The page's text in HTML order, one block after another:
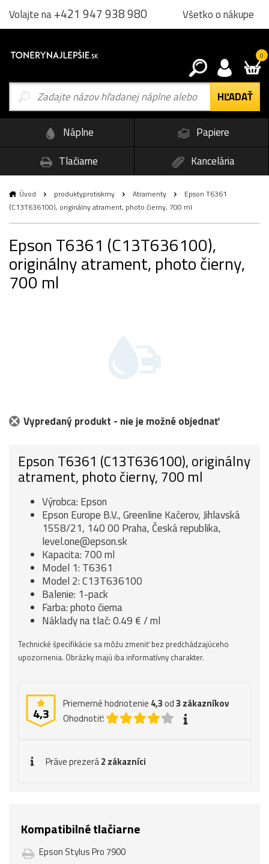
Volajte na+421 947 938 980 Všetko o nákupe
0
Náplne
Papiere
Tlačiarne
Kancelária
Úvod produktyprotiskrny Atramenty
Epson T6361
(C13T636100), originálny atrament, photo čierny, 700 ml
Epson T6361 (C13T636100),
originálny atrament, photo čierny,
700 ml
Vypredaný produkt - nie je možné objednať
Epson T6361 (C13T636100), originálny
atrament, photo čierny, 700 ml
Výrobca: Epson
Epson Europe B.V., Greenline Kačerov, Jihlavská
1558/21, 140 00 Praha, Česká republika,
level.one@epson.sk
Kapacita: 700 ml
Model 1: T6361
Model 2: C13T636100
Balenie: 1-pack
Farba: photo čierna
Náklady na tlač: 0.49 € / ml
Technické špecifikácie sa môžu zmeniť bez predchádzajúceho
upozornenia. Obrázky majú iba informatívny charakter.
4,3
Priemerné hodnotenie 4,3od3 zákazníkov
Ohodnotiť:
Práve prezerá2 zákazníci
Kompatibilné tlačiarne
Epson Stylus Pro 7900